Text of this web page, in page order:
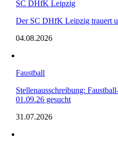
SC DHfK Leipzig
Der SC DHfK Leipzig trauert
04.08.2026
Faustball
Stellenausschreibung:
01.09.26 gesucht
31.07.2026